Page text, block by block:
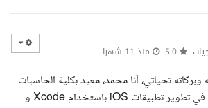
منذ 11 شهرا
تحياتي، أنا محمد، معيد بكلية الحاسبات
والمعلومات، ومتخصص في تطوير تطبيقات iOS باستخدام Xcode و